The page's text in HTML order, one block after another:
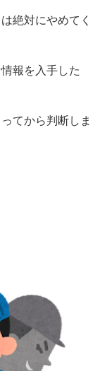
絶対にやめてく
報を入手した
てから判断しま